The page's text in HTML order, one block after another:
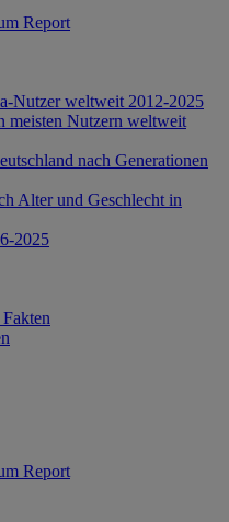
Report
Nutzer weltweit 2012-2025
meisten Nutzern weltweit
nach Generationen
Alter und Geschlecht in
2025
Report